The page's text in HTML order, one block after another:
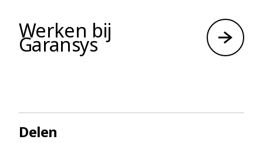
Werken bij
Garansys
Delen